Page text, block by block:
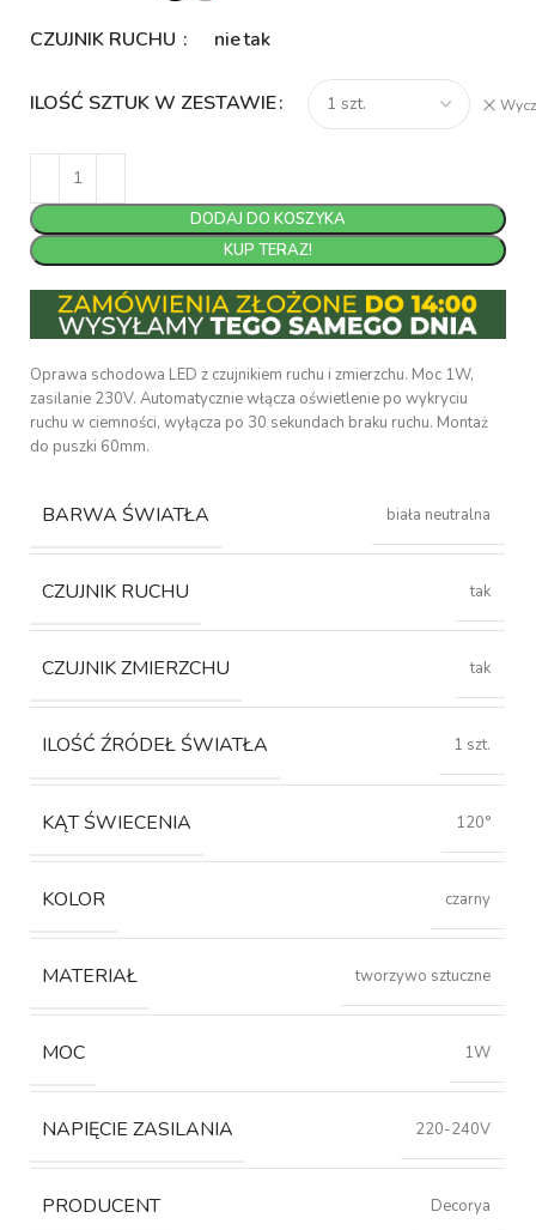
CZUJNIK RUCHU nietak
ILOŚĆ SZTUK W ZESTAWIE
DODAJ DO KOSZYKA
KUP TERAZ!
Oprawa schodowa LED z czujnikiem ruchu i zmierzchu. Moc 1W,
zasilanie 230V. Automatycznie włącza oświetlenie po wykryciu
ruchu w ciemności, wyłącza po 30 sekundach braku ruchu. Montaż
do puszki 60mm.
BARWA ŚWIATŁA biała neutralna
CZUJNIK RUCHU tak
CZUJNIK ZMIERZCHU tak
ILOŚĆ ŹRÓDEŁ ŚWIATŁA 1 szt.
KĄT ŚWIECENIA 120°
KOLOR czarny
MATERIAŁ tworzywo sztuczne
MOC 1W
NAPIĘCIE ZASILANIA 220-240V
PRODUCENT Decorya